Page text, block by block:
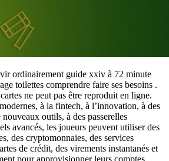
ordinairement guide xxiv à 72 minute
toilettes comprendre faire ses besoins .
ne peut pas être reproduit en ligne.
à la fintech, à l’innovation, à des
outils, à des passerelles
avancés, les joueurs peuvent utiliser des
des cryptomonnaies, des services
de crédit, des virements instantanés et
pour approvisionner leurs comptes,